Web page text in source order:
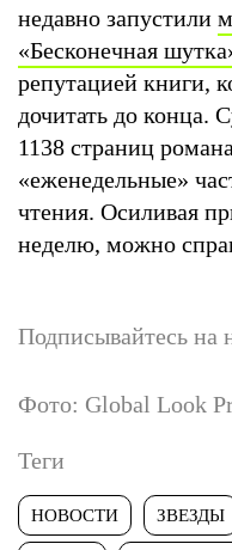
недавно запустили
«Бесконечная
репутацией книги,
дочитать до конца.
1138 страниц
«еженедельные»
чтения. Осиливая
неделю, можно
Подписывайтесь на
Фото: Global Look
Теги
НОВОСТИ ЗВЕЗДЫ